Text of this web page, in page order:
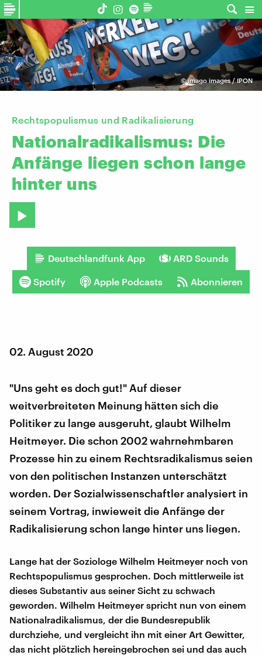
©imago images / IPON
Rechtspopulismus und Radikalisierung
Nationalradikalismus: Die
Anfänge liegen schon lange
hinter uns
Deutschlandfunk App ARD Sounds
Spotify Apple Podcasts Abonnieren
02. August 2020
"Uns geht es doch gut!" Auf dieser
weitverbreiteten Meinung hätten sich die
Politiker zu lange ausgeruht, glaubt Wilhelm
Heitmeyer. Die schon 2002 wahrnehmbaren
Prozesse hin zu einem Rechtsradikalismus seien
von den politischen Instanzen unterschätzt
worden. Der Sozialwissenschaftler analysiert in
seinem Vortrag, inwieweit die Anfänge der
Radikalisierung schon lange hinter uns liegen.
Lange hat der Soziologe Wilhelm Heitmeyer noch von
Rechtspopulismus gesprochen. Doch mittlerweile ist
dieses Substantiv aus seiner Sicht zu schwach
geworden. Wilhelm Heitmeyer spricht nun von einem
Nationalradikalismus, der die Bundesrepublik
durchziehe, und vergleicht ihn mit einer Art Gewitter,
das nicht plötzlich hereingebrochen sei und das auch